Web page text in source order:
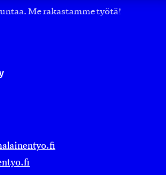
Me rakastamme työtä!